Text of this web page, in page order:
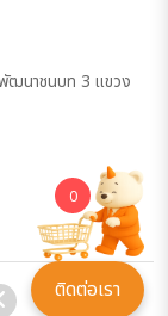
นาชนบท 3 แขวง
0
ติดต่อเรา